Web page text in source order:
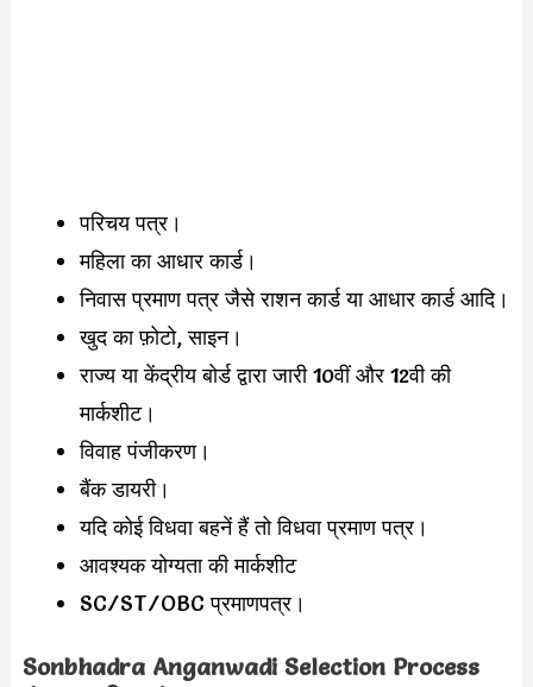
परिचय पत्र।
महिला का आधार कार्ड।
निवास प्रमाण पत्र जैसे राशन कार्ड या आधार कार्ड आदि।
खुद का फ़ोटो, साइन।
राज्य या केंद्रीय बोर्ड द्वारा जारी 10वीं और 12वी की
मार्कशीट।
विवाह पंजीकरण।
बैंक डायरी।
यदि कोई विधवा बहनें हैं तो विधवा प्रमाण पत्र।
आवश्यक योग्यता की मार्कशीट
SC/ST/OBC प्रमाणपत्र।
Sonbhadra Anganwadi Selection Process